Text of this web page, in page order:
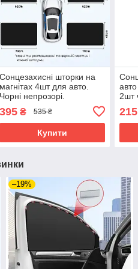
Сонцезахисні шторки на
магнітах 4шт для авто.
Чорні непрозорі.
395₴ 535 ₴
Купити
2шт
215
–19%